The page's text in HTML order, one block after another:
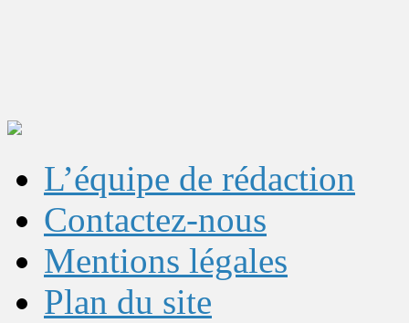
L’équipe de rédaction
Contactez-nous
Mentions légales
Plan du site